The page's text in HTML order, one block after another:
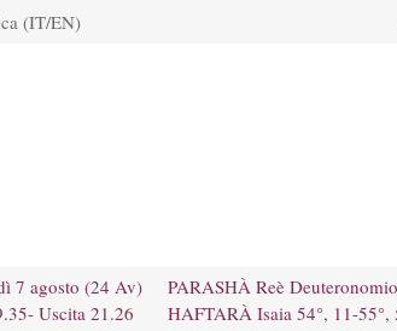
(IT/EN)
7 agosto (24 Av)
Uscita 21.26
PARASHÀ Reè
HAFTARÀ Isaia 54°, 11-55°,